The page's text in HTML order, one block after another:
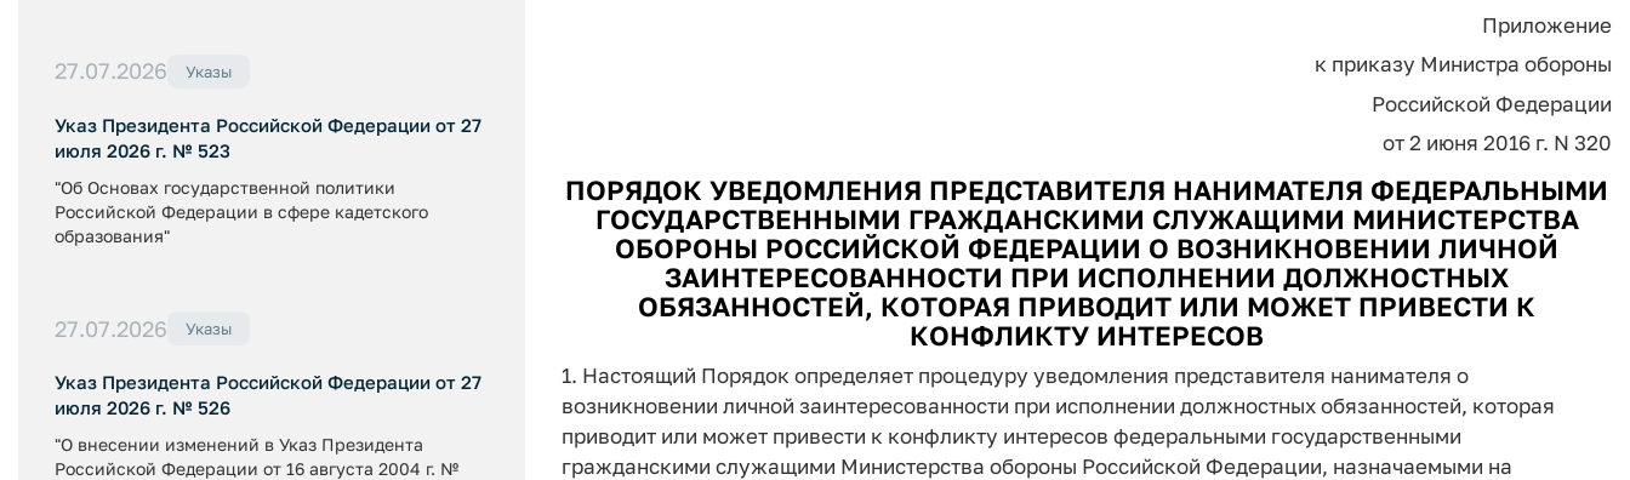
27.07.2026 Указы
Указ Президента Российской Федерации от 27
июля 2026 г. № 523
"Об Основах государственной политики
Российской Федерации в сфере кадетского
образования"
27.07.2026 Указы
Указ Президента Российской Федерации от 27
июля 2026 г. № 526
"О внесении изменений в Указ Президента
Российской Федерации от 16 августа 2004 г. №
Приложение
к приказу Министра обороны
Российской Федерации
от 2 июня 2016 г. N 320
ПОРЯДОК УВЕДОМЛЕНИЯ ПРЕДСТАВИТЕЛЯ НАНИМАТЕЛЯ ФЕДЕРАЛЬНЫМИ
ГОСУДАРСТВЕННЫМИ ГРАЖДАНСКИМИ СЛУЖАЩИМИ МИНИСТЕРСТВА
ОБОРОНЫ РОССИЙСКОЙ ФЕДЕРАЦИИ О ВОЗНИКНОВЕНИИ ЛИЧНОЙ
ЗАИНТЕРЕСОВАННОСТИ ПРИ ИСПОЛНЕНИИ ДОЛЖНОСТНЫХ
ОБЯЗАННОСТЕЙ, КОТОРАЯ ПРИВОДИТ ИЛИ МОЖЕТ ПРИВЕСТИ К
КОНФЛИКТУ ИНТЕРЕСОВ
1. Настоящий Порядок определяет процедуру уведомления представителя нанимателя о
возникновении личной заинтересованности при исполнении должностных обязанностей, которая
приводит или может привести к конфликту интересов федеральными государственными
гражданскими служащими Министерства обороны Российской Федерации, назначаемыми на